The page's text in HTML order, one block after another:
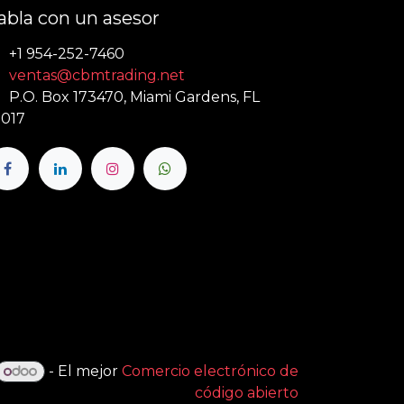
con un asesor
+1 954-252-7460
ventas@cbmtrading.net
P.O. Box 173470, Miami Gardens, FL
- El mejor Comercio electrónico de
código abierto